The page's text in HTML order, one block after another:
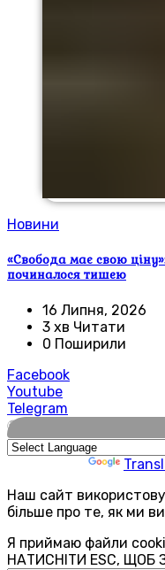
Новини
«Свобода має свою
починалося тишею
16 Липня, 2026
3 хв Читати
0 Поширили
Facebook
Youtube
Telegram
🌍
Наш сайт
більше про те, як ми
Я приймаю файли
НАТИСНІТИ ESC, ЩОБ